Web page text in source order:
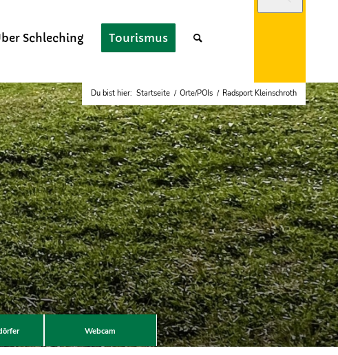
Schleching Tourismus
Du bist hier: Startseite / Orte/POIs / Radsport Kleinschroth
Webcam